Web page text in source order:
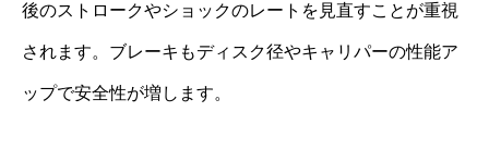
後のストロークやショックのレートを見直すことが重視
されます。ブレーキもディスク径やキャリパーの性能ア
ップで安全性が増します。